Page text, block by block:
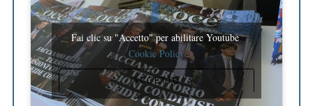
Fai clic su "Accetto" per abilitare Youtube
Cookie Policy
ACCETTO